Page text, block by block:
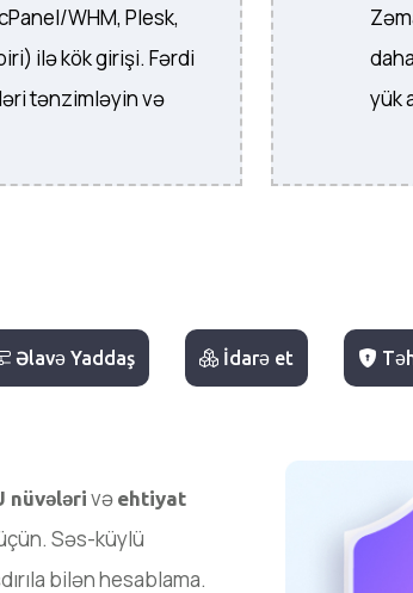
WHM, Plesk,
ilə kök girişi. Fərdi
tənzimləyin və
yük
Əlavə Yaddaş İdarə et
nüvələri və ehtiyat
Səs-küylü
bilən hesablama.